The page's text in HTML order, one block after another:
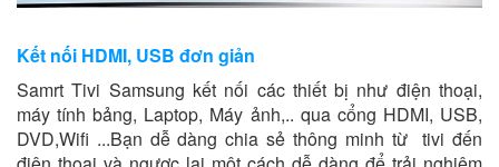
Kết nối HDMI, USB đơn giản
Samrt Tivi Samsung kết nối các thiết bị như điện thoại,
máy tính bảng, Laptop, Máy ảnh,.. qua cổng HDMI, USB,
DVD,Wifi ...Bạn dễ dàng chia sẻ thông minh từ tivi đến